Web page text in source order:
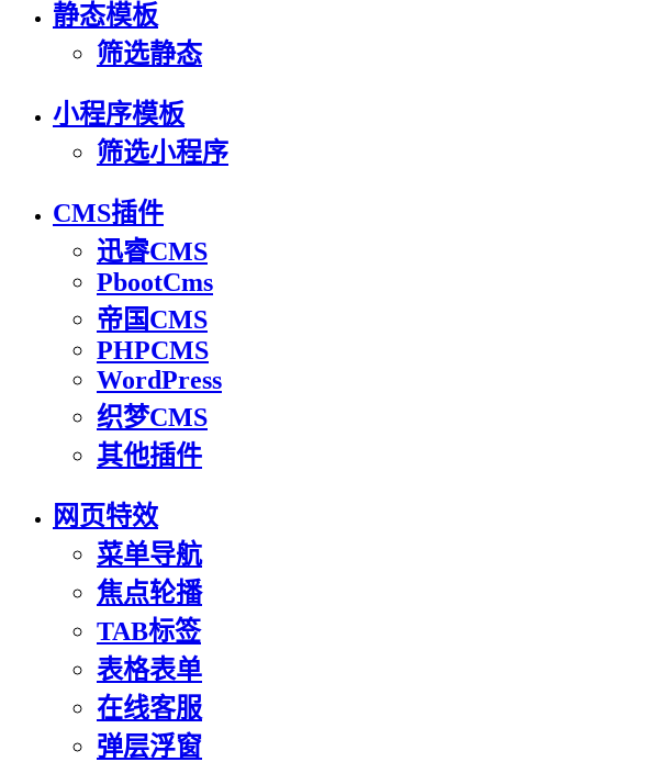
静态模板
筛选静态
小程序模板
筛选小程序
CMS插件
迅睿CMS
PbootCms
帝国CMS
PHPCMS
WordPress
织梦CMS
其他插件
网页特效
菜单导航
焦点轮播
TAB标签
表格表单
在线客服
弹层浮窗